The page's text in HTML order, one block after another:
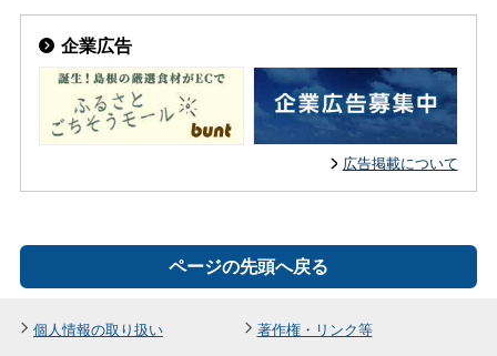
企業広告
広告掲載について
ページの先頭へ戻る
個人情報の取り扱い
著作権・リンク等